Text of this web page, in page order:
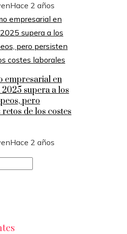
Hace 2 años
empresarial en
supera a los
pero
de los costes
Hace 2 años